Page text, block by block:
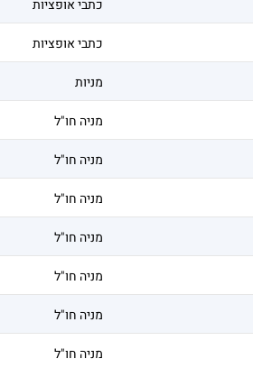
כתבי אופציות
כתבי אופציות
מניות
מניה חו"ל
מניה חו"ל
מניה חו"ל
מניה חו"ל
מניה חו"ל
מניה חו"ל
מניה חו"ל